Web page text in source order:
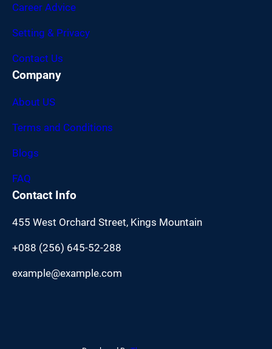
Career Advice
Setting & Privacy
Contact Us
Company
About US
Terms and Conditions
Blogs
FAQ
Contact Info
455 West Orchard Street, Kings Mountain
+088 (256) 645-52-288
example@example.com